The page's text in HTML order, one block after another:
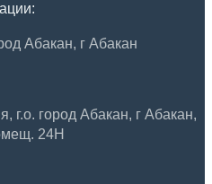
Абакан, г Абакан
г.о. город Абакан, г Абакан,
24Н